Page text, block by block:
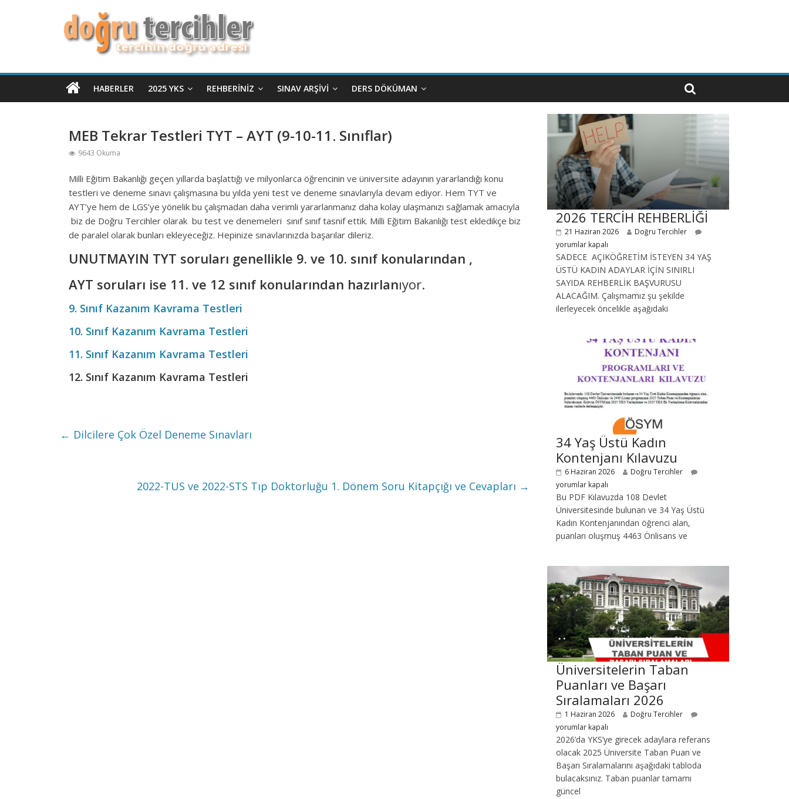
HABERLER 2025 YKS REHBERINIZ SINAV ARŞIVI DERS DÖKÜMAN
MEB Tekrar Testleri TYT – AYT (9-10-11. Sınıflar)
9643 Okuma
Milli Eğitim Bakanlığı geçen yıllarda başlattığı ve milyonlarca öğrencinin ve üniversite adayının yararlandığı konu
testleri ve deneme sınavı çalışmasına bu yılda yeni test ve deneme sınavlarıyla devam ediyor. Hem TYT ve
AYT’ye hem de LGS’ye yönelik bu çalışmadan daha verimli yararlanmanız daha kolay ulaşmanızı sağlamak amacıyla
biz de Doğru Tercihler olarak bu test ve denemeleri sınıf sınıf tasnif ettik. Milli Eğitim Bakanlığı test ekledikçe biz
de paralel olarak bunları ekleyeceğiz. Hepinize sınavlarınızda başarılar dileriz.
UNUTMAYIN TYT soruları genellikle 9. ve 10. sınıf konularından ,
AYT soruları ise 11. ve 12 sınıf konularından hazırlanıyor.
9. Sınıf Kazanım Kavrama Testleri
10. Sınıf Kazanım Kavrama Testleri
11. Sınıf Kazanım Kavrama Testleri
12. Sınıf Kazanım Kavrama Testleri
← Dilcilere Çok Özel Deneme Sınavları
2022-TUS ve 2022-STS Tıp Doktorluğu 1. Dönem Soru Kitapçığı ve Cevapları →
2026 TERCİH REHBERLİĞİ
21 Haziran 2026
Doğru Tercihler
yorumlar kapalı
SADECE AÇIKÖĞRETİM İSTEYEN 34 YAŞ
ÜSTÜ KADIN ADAYLAR İÇİN SINIRLI
SAYIDA REHBERLİK BAŞVURUSU
ALACAĞIM. Çalışmamız şu şekilde
ilerleyecek öncelikle aşağıdaki
34 Yaş Üstü Kadın
Kontenjanı Kılavuzu
6 Haziran 2026
Doğru Tercihler
yorumlar kapalı
Bu PDF Kılavuzda 108 Devlet
Üniversitesinde bulunan ve 34 Yaş Üstü
Kadın Kontenjanından öğrenci alan,
puanları oluşmuş 4463 Önlisans ve
Üniversitelerin Taban
Puanları ve Başarı
Sıralamaları 2026
1 Haziran 2026
Doğru Tercihler
yorumlar kapalı
2026’da YKS’ye girecek adaylara referans
olacak 2025 Üniversite Taban Puan ve
Başarı Sıralamalarını aşağıdaki tabloda
bulacaksınız. Taban puanlar tamamı
güncel